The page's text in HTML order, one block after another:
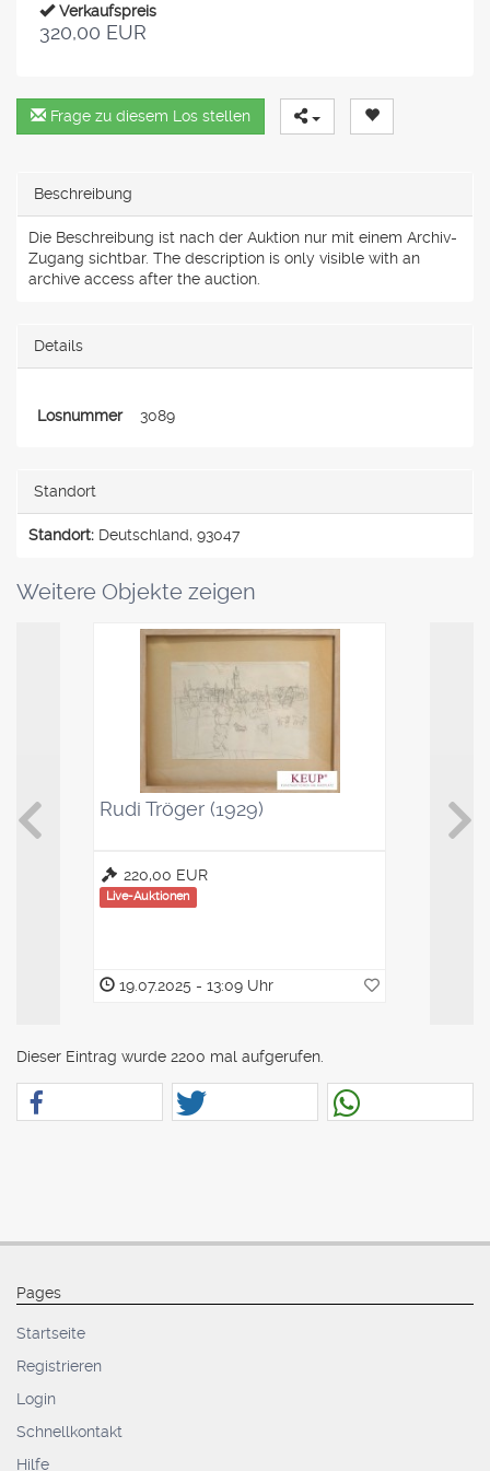
Verkaufspreis
320,00 EUR
Frage zu diesem Los stellen
Beschreibung
Die Beschreibung ist nach der Auktion nur mit einem Archiv-
Zugang sichtbar. The description is only visible with an
archive access after the auction.
Details
Losnummer 3089
Standort
Standort: Deutschland, 93047
Weitere Objekte zeigen
Rudi Tröger (1929)
220,00 EUR
Live-Auktionen
19.07.2025 - 13:09 Uhr
Dieser Eintrag wurde 2200 mal aufgerufen.
Pages
Startseite
Registrieren
Login
Schnellkontakt
Hilfe